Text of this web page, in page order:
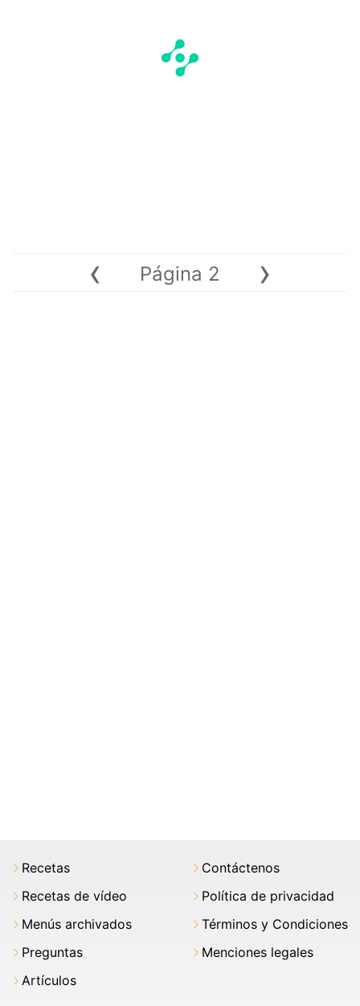
‹ Página 2 ›
Recetas
Recetas de vídeo
Menús archivados
Preguntas
Artículos
Contáctenos
Política de privacidad
Términos y Condiciones
Menciones legales